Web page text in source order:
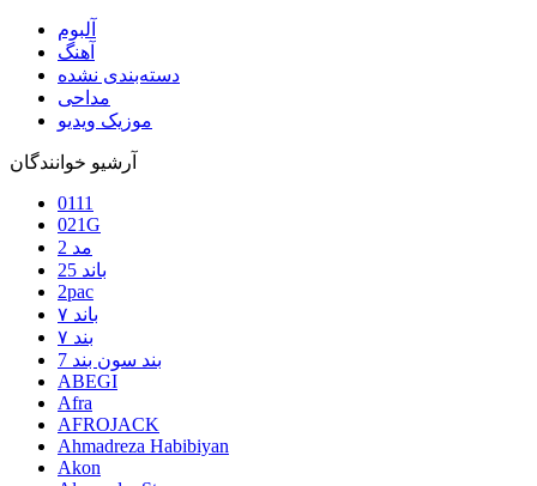
آلبوم
آهنگ
دسته‌بندی نشده
مداحی
موزیک ویدیو
آرشیو خوانندگان
0111
021G
2 مد
25 باند
2pac
۷ باند
۷ بند
7 بند سون بند
ABEGI
Afra
AFROJACK
Ahmadreza Habibiyan
Akon